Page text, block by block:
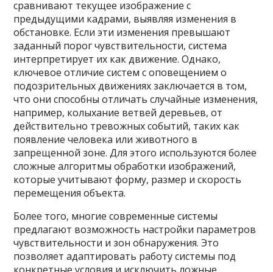
сравнивают текущее изображение с
предыдущими кадрами, выявляя изменения в
обстановке. Если эти изменения превышают
заданный порог чувствительности, система
интерпретирует их как движение. Однако,
ключевое отличие систем с оповещением о
подозрительных движениях заключается в том,
что они способны отличать случайные изменения,
например, колыхание ветвей деревьев, от
действительно тревожных событий, таких как
появление человека или животного в
запрещенной зоне. Для этого используются более
сложные алгоритмы обработки изображений,
которые учитывают форму, размер и скорость
перемещения объекта.
Более того, многие современные системы
предлагают возможность настройки параметров
чувствительности и зон обнаружения. Это
позволяет адаптировать работу системы под